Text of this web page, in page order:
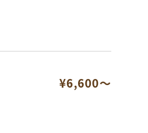
¥6,600～